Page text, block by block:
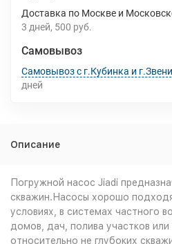
Доставка по Москве и
3 дней 500 руб.
Самовывоз
Самовывоз с г.Кубинка и
дней
Описание
Погружной насос Jiadi
скважин.Насосы хорошо
условиях, в системах частного
домов, дач, полива участков или
относительно не глубоких